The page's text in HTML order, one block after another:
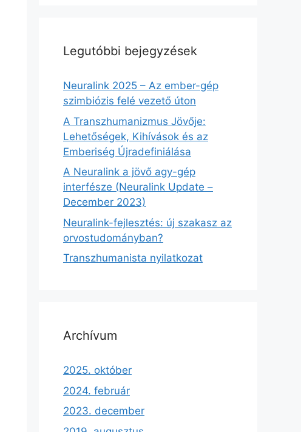
Legutóbbi bejegyzések
Neuralink 2025 – Az ember-gép
szimbiózis felé vezető úton
A Transzhumanizmus Jövője:
Lehetőségek, Kihívások és az
Emberiség Újradefiniálása
A Neuralink a jövő agy-gép
interfésze (Neuralink Update –
December 2023)
Neuralink-fejlesztés: új szakasz az
orvostudományban?
Transzhumanista nyilatkozat
Archívum
2025. október
2024. február
2023. december